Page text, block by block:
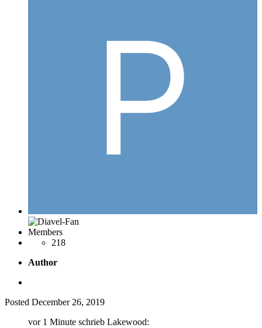
Members
218
Author
Posted December 26, 2019
vor 1 Minute schrieb Lakewood: